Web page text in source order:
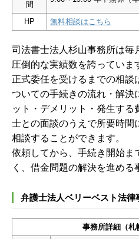
間
HP 無料相談はこちら
司法書士法人杉山事務所は毎
圧倒的な実績数を誇っていま
正式委任を受けるまでの相談
ついての手続きの流れ・解決
ット・デメリット・発生す
士との面談のうえで所要時間
相談することができます。
依頼してから、手続き開始ま
く、借金問題の解決を進める
弁護士法人ベリーベスト法律
事務所詳細（札